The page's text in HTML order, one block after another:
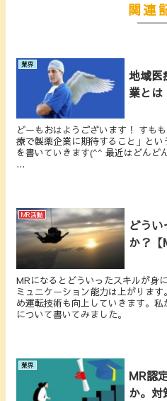
関連
業界
地域医
業と
どーもおはようございます！ すも
療で製薬企業に期待すること」と
を書いていきます(^^ 最近はどんど
...
MR活動
どうい
か？【
MRになるとどういったスキルが身
ミュニケーション能力は上がりま
め運転技術も向上していきます。
について書いてみました。
業界
MR認
か。